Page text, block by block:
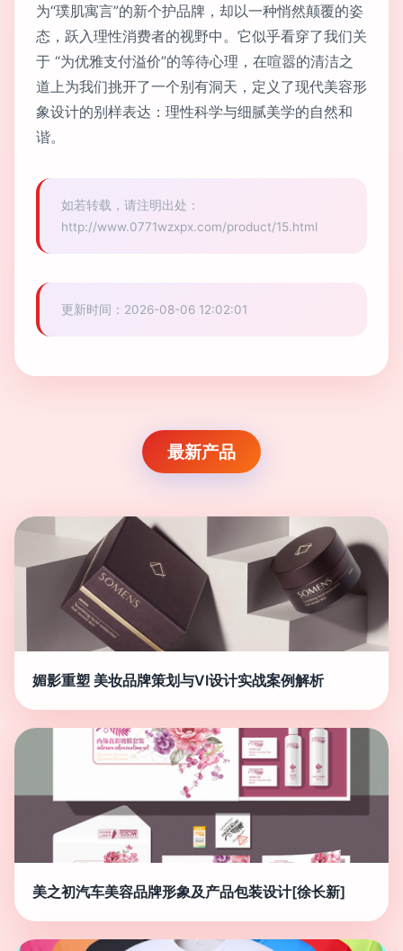
为“璞肌寓言”的新个护品牌，却以一种悄然颠覆的姿
态，跃入理性消费者的视野中。它似乎看穿了我们关
于 “为优雅支付溢价”的等待心理，在喧嚣的清洁之
道上为我们挑开了一个别有洞天，定义了现代美容形
象设计的别样表达：理性科学与细腻美学的自然和
谐。
如若转载，请注明出处：
http://www.0771wzxpx.com/product/15.html
更新时间：2026-08-06 12:02:01
最新产品
媚影重塑 美妆品牌策划与VI设计实战案例解析
美之初汽车美容品牌形象及产品包装设计[徐长新]